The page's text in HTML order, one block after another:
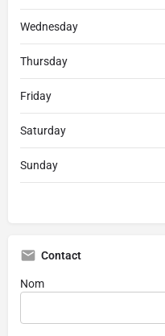
Wednesday
Thursday
Friday
Saturday
Sunday
Contact
Nom